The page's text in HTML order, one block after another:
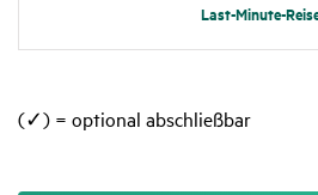
Last-Minute-
(✓) = optional abschließbar